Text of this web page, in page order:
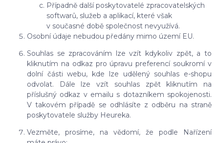
Případně další poskytovatelé zpracovatelských
softwarů, služeb a aplikací, které však
v současné době společnost nevyužívá.
Osobní údaje nebudou předány mimo území EU.
Souhlas se zpracováním lze vzít kdykoliv zpět, a to
kliknutím na odkaz pro úpravu preferencí soukromí v
dolní části webu, kde lze udělený souhlas e-shopu
odvolat. Dále lze vzít souhlas zpět kliknutím na
příslušný odkaz v emailu s dotazníkem spokojenosti.
V takovém případě se odhlásíte z odběru na straně
poskytovatele služby Heureka.
Vezměte, prosíme, na vědomí, že podle Nařízení